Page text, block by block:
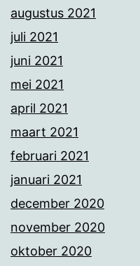
augustus 2021
juli 2021
juni 2021
mei 2021
april 2021
maart 2021
februari 2021
januari 2021
december 2020
november 2020
oktober 2020